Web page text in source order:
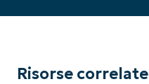
Risorse correlate